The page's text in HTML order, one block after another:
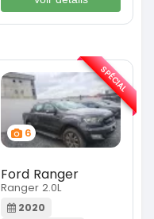
6
Ford Ranger
Ranger 2.0L
2020
SPÉCIAL